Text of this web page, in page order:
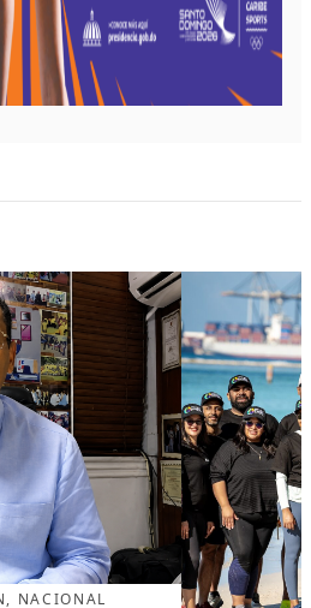
, NACIONAL